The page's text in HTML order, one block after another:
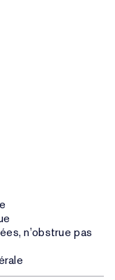
n’obstrue pas